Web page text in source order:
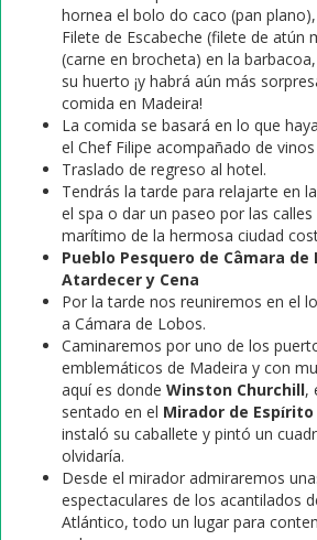
hornea el bolo do caco (pan
Filete de Escabeche (filete de atún
(carne en brocheta) en la
su huerto ¡y habrá aún más
comida en Madeira!
La comida se basará en lo que
el Chef Filipe acompañado de
Traslado de regreso al hotel.
Tendrás la tarde para relajarte en
el spa o dar un paseo por las
marítimo de la hermosa ciudad
Pueblo Pesquero de Câmara de
Atardecer y Cena
Por la tarde nos reuniremos en el
a Cámara de Lobos.
Caminaremos por uno de los
emblemáticos de Madeira y con
aquí es donde Winston Churchill,
sentado en el Mirador de Espírito
instaló su caballete y pintó un
olvidaría.
Desde el mirador admiraremos
espectaculares de los acantilados
Atlántico, todo un lugar para